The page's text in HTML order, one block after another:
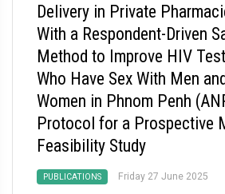
Delivery in Private
With a Respondent-Driven
Method to Improve HIV
Who Have Sex With Men
Women in Phnom Penh
Protocol for a Prospective
Feasibility Study
PUBLICATIONS Friday 27 June 2025